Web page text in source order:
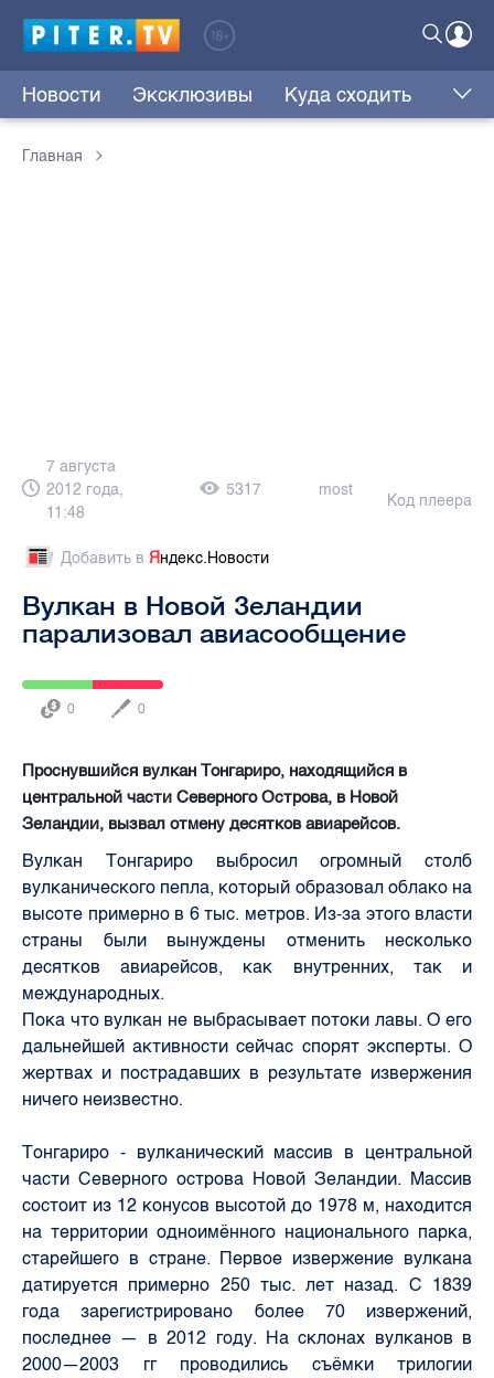
Новости Эксклюзивы Куда сходить
Главная
7 августа
2012 года,
11:48
5317 most
Код плеера
Добавить в Яндекс.Новости
Вулкан в Новой Зеландии
парализовал авиасообщение
0 0
Проснувшийся вулкан Тонгариро, находящийся в
центральной части Северного Острова, в Новой
Зеландии, вызвал отмену десятков авиарейсов.
Вулкан Тонгариро выбросил огромный столб
вулканического пепла, который образовал облако на
высоте примерно в 6 тыс. метров. Из-за этого власти
страны были вынуждены отменить несколько
десятков авиарейсов, как внутренних, так и
международных.
Пока что вулкан не выбрасывает потоки лавы. О его
дальнейшей активности сейчас спорят эксперты. О
жертвах и пострадавших в результате извержения
ничего неизвестно.
Тонгариро - вулканический массив в центральной
части Северного острова Новой Зеландии. Массив
состоит из 12 конусов высотой до 1978 м, находится
на территории одноимённого национального парка,
старейшего в стране. Первое извержение вулкана
датируется примерно 250 тыс. лет назад. С 1839
года зарегистрировано более 70 извержений,
последнее — в 2012 году. На склонах вулканов в
2000—2003 гг проводились съёмки трилогии